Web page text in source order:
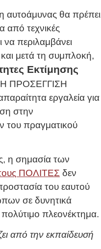
αυτοάμυνας θα πρέπει
από τεχνικές
περιλαμβάνει
μετά τη συμπλοκή,
Εκτίμησης
ΠΡΟΣΕΓΓΙΣΗ
εργαλεία για
στην
του πραγματικού
η σημασία των
ΠΟΛΙΤΕΣ δεν
του εαυτού
σε δυνητικά
πολύτιμο πλεονέκτημα.
από την εκπαίδευσή